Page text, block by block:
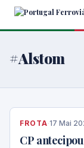
Skip
content
#Alstom
FROTA·17 Mai
CP